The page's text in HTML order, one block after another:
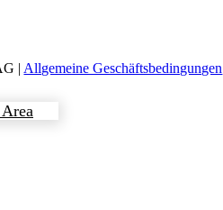
|Allgemeine Geschäftsbedingungen